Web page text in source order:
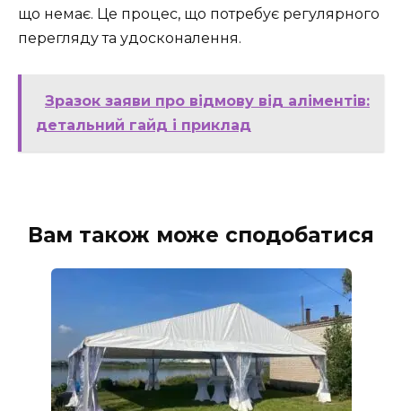
що немає. Це процес, що потребує регулярного
перегляду та удосконалення.
Зразок заяви про відмову від аліментів:
детальний гайд і приклад
Вам також може сподобатися